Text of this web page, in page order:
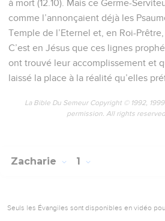
à mort (12.10). Mais ce Germe-
comme l’annonçaient déjà les
Temple de l’Eternel et, en Roi-Prêtre,
C’est en Jésus que ces lignes
ont trouvé leur accomplissement et
laissé la place à la réalité qu’elles
La Bible Du Semeur Copyright © 1992,
permission. All rights
Zacharie 1
Seuls les Évangiles sont disponibles en vidéo